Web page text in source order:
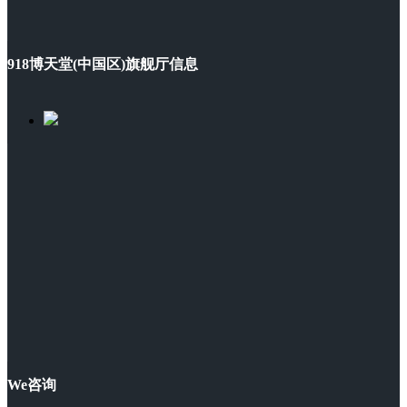
918博天堂(中国区)旗舰厅信息
We咨询